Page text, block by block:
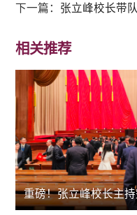
下一篇： 张立峰校长带
相关推荐